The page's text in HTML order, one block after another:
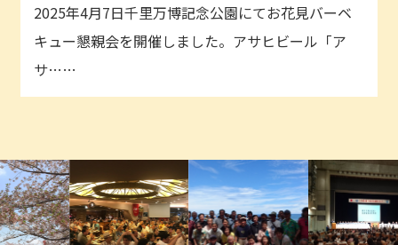
2025年4月7日千里万博記念公園にてお花見バーベ
キュー懇親会を開催しました。アサヒビール「ア
サ……